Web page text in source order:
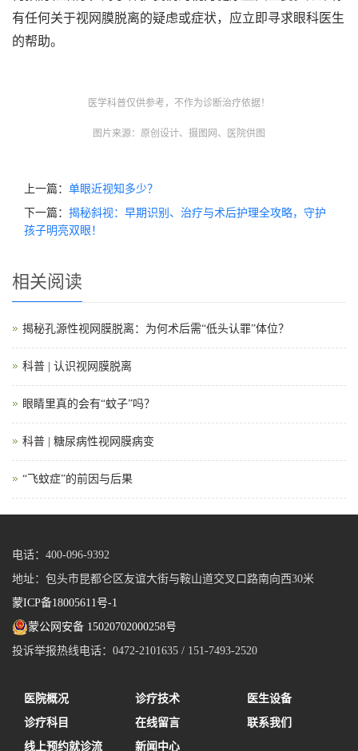
有任何关于视网膜脱离的疑虑或症状，应立即寻求眼科医生
的帮助。
医学科普仅供参考，不作为诊断治疗依据！
图片来源：原创设计、摄图网、医院供图
上一篇： 单眼近视知多少？
下一篇： 揭秘斜视：早期识别、治疗与术后护理全攻略，守护
孩子明亮双眼！
相关阅读
揭秘孔源性视网膜脱离：为何术后需“低头认罪”体位？
科普 | 认识视网膜脱离
眼睛里真的会有“蚊子”吗？
科普 | 糖尿病性视网膜病变
“飞蚊症”的前因与后果
电话：400-096-9392
地址：包头市昆都仑区友谊大街与鞍山道交叉口路南向西30米
蒙ICP备18005611号-1
蒙公网安备 15020702000258号
投诉举报热线电话：0472-2101635 / 151-7493-2520
医院概况 诊疗技术
医生设备
诊疗科目
在线留言
联系我们
线上预约就诊流
新闻中心